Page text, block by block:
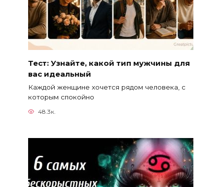
Тест: Узнайте, какой тип мужчины для
вас идеальный
Каждой женщине хочется рядом человека, с
которым спокойно
48.3к.